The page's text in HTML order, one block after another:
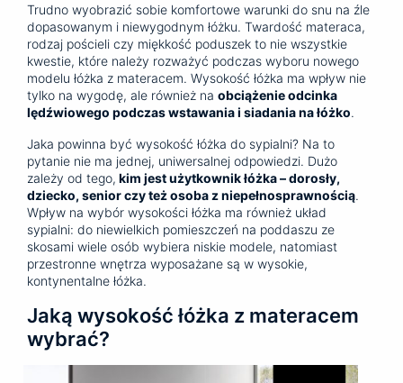
Trudno wyobrazić sobie komfortowe warunki do snu na źle
dopasowanym i niewygodnym łóżku. Twardość materaca,
rodzaj pościeli czy miękkość poduszek to nie wszystkie
kwestie, które należy rozważyć podczas wyboru nowego
modelu łóżka z materacem. Wysokość łóżka ma wpływ nie
tylko na wygodę, ale również na obciążenie odcinka
lędźwiowego podczas wstawania i siadania na łóżko.
Jaka powinna być wysokość łóżka do sypialni? Na to
pytanie nie ma jednej, uniwersalnej odpowiedzi. Dużo
zależy od tego, kim jest użytkownik łóżka – dorosły,
dziecko, senior czy też osoba z niepełnosprawnością.
Wpływ na wybór wysokości łóżka ma również układ
sypialni: do niewielkich pomieszczeń na poddaszu ze
skosami wiele osób wybiera niskie modele, natomiast
przestronne wnętrza wyposażane są w wysokie,
kontynentalne łóżka.
Jaką wysokość łóżka z materacem
wybrać?